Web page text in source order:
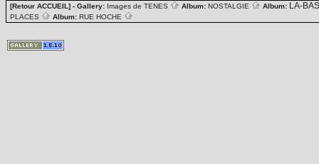
[Retour ACCUEIL] - Gallery: Images de TENES Album: NOSTALGIE Album: LA-BAS
PLACES Album: RUE HOCHE